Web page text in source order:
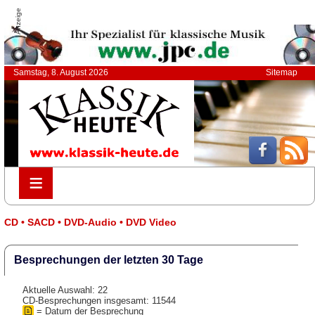
Anzeige
Samstag, 8. August 2026 Sitemap
≡
≡
CD • SACD • DVD-Audio • DVD Video
Besprechungen der letzten 30 Tage
Aktuelle Auswahl: 22
CD-Besprechungen insgesamt: 11544
= Datum der Besprechung